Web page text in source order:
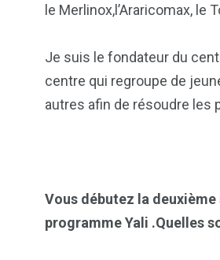
le Merlinox,l’Araricomax,
Je suis le fondateur du
centre qui regroupe de
autres afin de résoudre
Vous débutez la
programme Yali .Quelles
& astuces Une
wedding